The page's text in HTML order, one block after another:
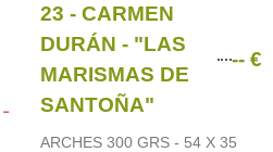
23 - CARMEN
DURÁN - "LAS
MARISMAS DE
SANTOÑA"
-- €
ARCHES 300 GRS - 54 X 35